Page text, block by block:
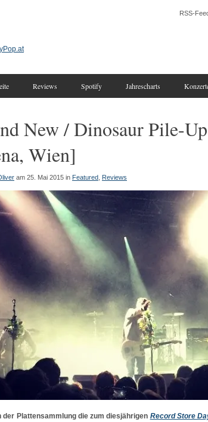
RSS-
Reviews Spotify Jahrescharts
New / Dinosaur Pile-
Wien]
am 25. Mai 2015 in Featured Reviews
der Plattensammlung die zum diesjährigen Record Store